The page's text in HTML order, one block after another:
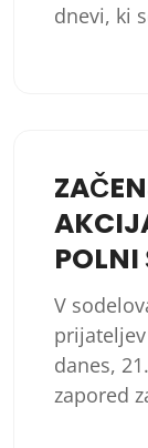
dnevi, ki
POLNI
V
danes,
zapored